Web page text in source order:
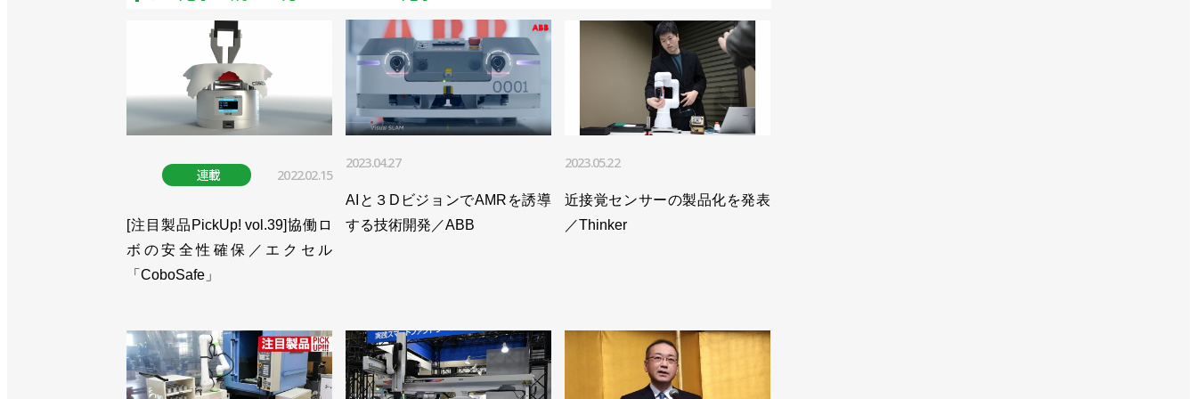
連載 2022.02.15
[注目製品PickUp! vol.39]協働ロ
ボの安全性確保／エクセル
「CoboSafe」
2023.04.27
AIと３DビジョンでAMRを誘導
する技術開発／ABB
2023.05.22
近接覚センサーの製品化を発表
／Thinker